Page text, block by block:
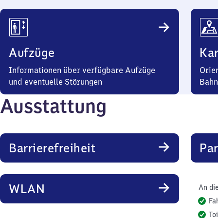
Aufzüge
Informationen über verfügbare Aufzüge
und eventuelle Störungen
Ausstattung
Barrierefreiheit
WLAN
An